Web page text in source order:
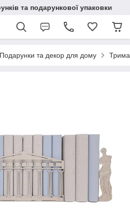
та подарункової упаковки
Подарунки та декор для дому